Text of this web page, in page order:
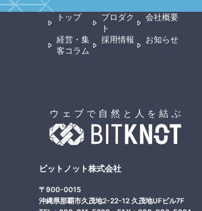
トップ
プロダク
ト
会社概要
経営・集
客コラム
採用情報 お知らせ
ビットノット株式会社
〒900-0015
沖縄県那覇市久茂地2-22-12 久茂地UFビル7F